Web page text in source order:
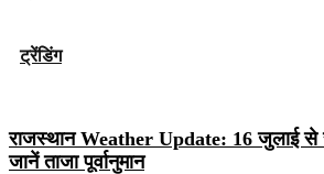
ट्रेंडिंग
राजस्थान Weather Update: 16 जुलाई से
जानें ताजा पूर्वानुमान